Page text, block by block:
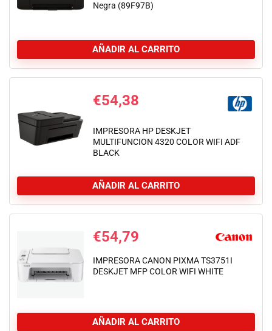
Negra (89F97B)
AÑADIR AL CARRITO
€54,38
IMPRESORA HP DESKJET
MULTIFUNCION 4320 COLOR WIFI ADF
BLACK
AÑADIR AL CARRITO
€54,79
IMPRESORA CANON PIXMA TS3751I
DESKJET MFP COLOR WIFI WHITE
AÑADIR AL CARRITO